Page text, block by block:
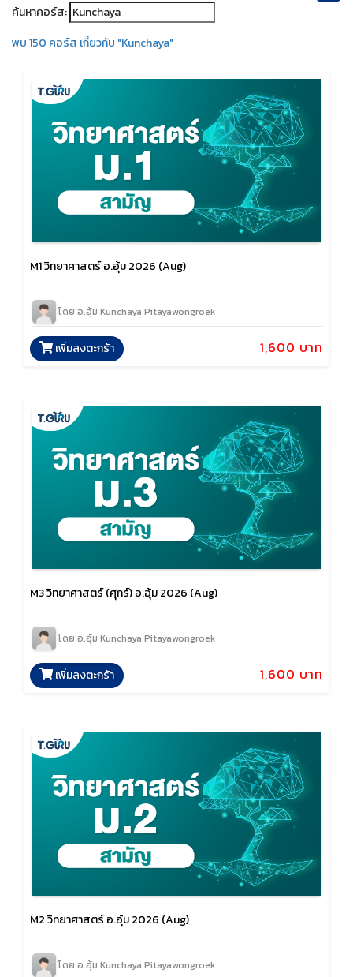
ค้นหาคอร์ส:
พบ 150 คอร์ส เกี่ยวกับ "Kunchaya"
M1 วิทยาศาสตร์ อ.อุ้ม 2026 (Aug)
โดย อ.อุ้ม Kunchaya Pitayawongroek
1,600 บาท
เพิ่มลงตะกร้า
M3 วิทยาศาสตร์ (ศุกร์) อ.อุ้ม 2026 (Aug)
โดย อ.อุ้ม Kunchaya Pitayawongroek
1,600 บาท
เพิ่มลงตะกร้า
M2 วิทยาศาสตร์ อ.อุ้ม 2026 (Aug)
โดย อ.อุ้ม Kunchaya Pitayawongroek